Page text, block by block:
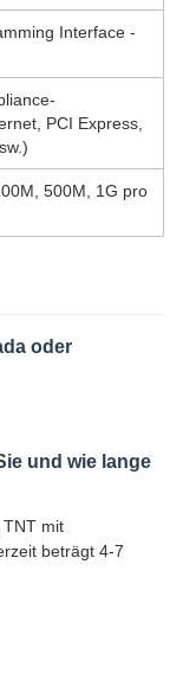
Interface -
PCI Express,
500M, 1G pro
oder
und wie lange
TNT mit
beträgt 4-7